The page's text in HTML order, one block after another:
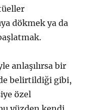
dökmek ya da
anlaşılırsa bir
belirtildiği gibi,
özel